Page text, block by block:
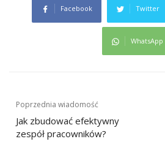
Facebook Twitter
WhatsApp
Nawigacja
wpisu
Poprzednia wiadomość
Jak zbudować efektywny
zespół pracowników?